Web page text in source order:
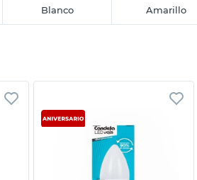
Blanco Amarillo